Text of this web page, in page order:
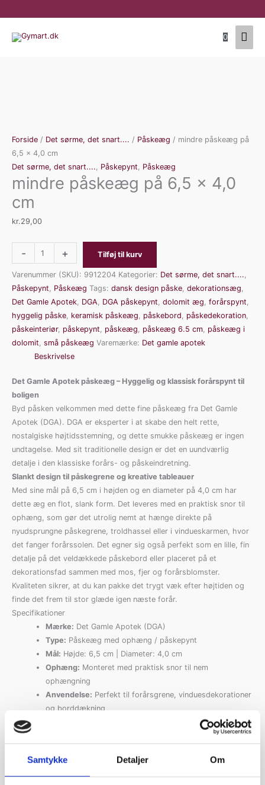
Samtykke Detaljer Om
til
indholdet
0
Forside / Det sørme, det snart.... / Påskeæg / mindre påskeæg på
6,5 x 4,0 cm
Det sørme, det snart....
Påskepynt Påskeæg
mindre påskeæg på 6,5 x 4,0
cm
kr.29,00
-
påskeæg
på
6,5
x
cm
antal
+ Tilføj til kurv
Varenummer (SKU): 9912204 Kategorier: Det sørme, det snart....
Påskepynt
Påskeæg Tags: dansk design påske dekorationsæg
Det Gamle Apotek DGA DGA påskepynt dolomit æg forårspynt
hyggelig påske keramisk påskeæg påskebord påskedekoration
påskeinteriør, påskepynt påskeæg påskeæg 6.5 cm påskeæg i
dolomit små påskeæg Varemærke: Det gamle apotek
Beskrivelse
Det Gamle Apotek påskeæg – Hyggelig og klassisk forårspynt til
boligen
Byd påsken velkommen med dette fine påskeæg fra Det Gamle
Apotek (DGA). DGA er eksperter i at skabe den helt rette,
nostalgiske højtidsstemning, og dette smukke påskeæg er ingen
undtagelse. Med sit traditionelle design er det en uundværlig
detalje i den klassiske forårs- og påskeindretning.
Slankt design til påskegrene og kreative tableauer
Med sine mål på 6,5 cm i højden og en diameter på 4,0 cm har
dette æg en flot, slank form. Det leveres med en praktisk snor til
ophæng, som gør det utrolig nemt at hænge direkte på
nyudsprungne påskegrene, troldhassel eller i vindueskarmen, hvor
det fanger forårssolen. Det egner sig også perfekt som en lille, fin
detalje på det veldækkede påskebord eller placeret på et
dekorationsfad sammen med mos, fjer og forårsblomster.
Kvaliteten sikrer, at du kan pakke det trygt væk efter højtiden og
finde det frem til stor glæde igen næste forår.
Specifikationer
Mærke: Det Gamle Apotek (DGA)
Type: Påskeæg med ophæng / påskepynt
Mål: Højde: 6,5 cm | Diameter: 4,0 cm
Ophæng: Monteret med praktisk snor til nem
ophængning
Anvendelse: Perfekt til forårsgrene, vinduesdekorationer
og borddækning
Relaterede varer